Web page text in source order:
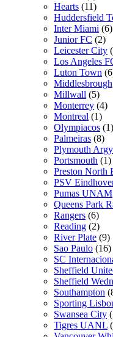
Hearts (11)
Huddersfield
Inter Miami (6)
Junior FC (2)
Leicester City
Los Angeles
Luton Town
Middlesbrough
Millwall (5)
Monterrey (4)
Montreal (1)
Olympiacos (1)
Palmeiras (8)
Plymouth
Portsmouth (1)
Preston North
PSV
Pumas UNAM
Queens Park
Rangers (6)
Reading (2)
River Plate (9)
Sao Paulo (16)
SC
Sheffield
Sheffield
Southampton
Sporting
Swansea City
Tigres UANL